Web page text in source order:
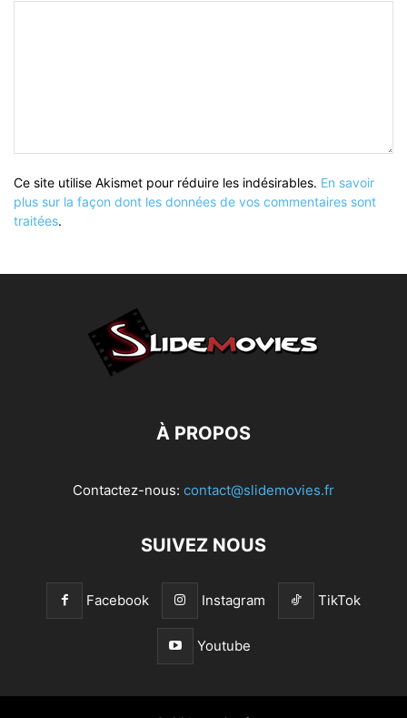
Ce site utilise Akismet pour réduire les indésirables. En savoir
plus sur la façon dont les données de vos commentaires sont
traitées.
À PROPOS
Contactez-nous: contact@slidemovies.fr
SUIVEZ NOUS
Facebook Instagram TikTok
Youtube